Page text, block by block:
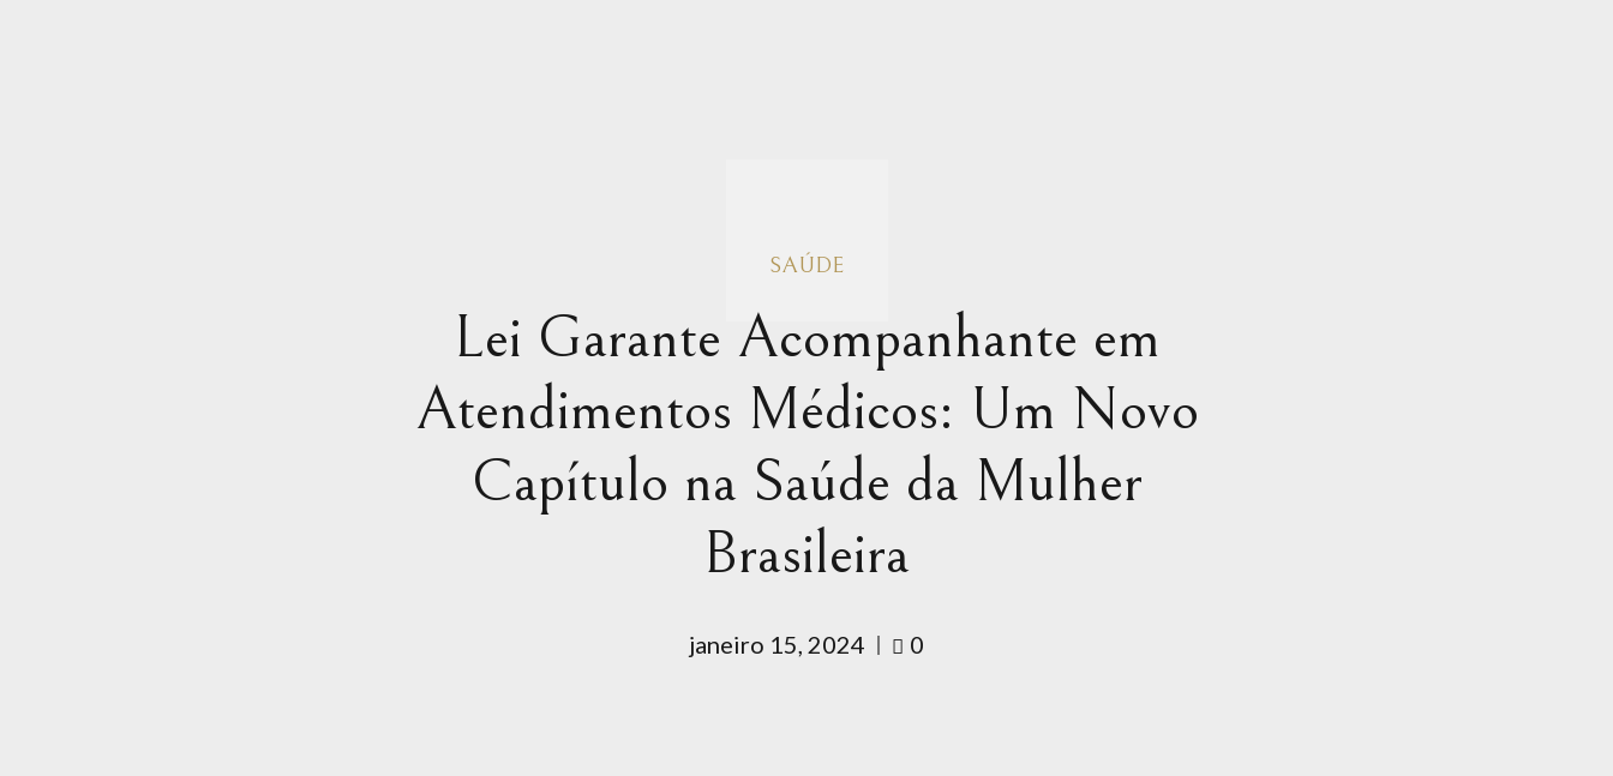
SAÚDE
Lei Garante Acompanhante em
Atendimentos Médicos: Um Novo
Capítulo na Saúde da Mulher
Brasileira
janeiro 15, 2024 0